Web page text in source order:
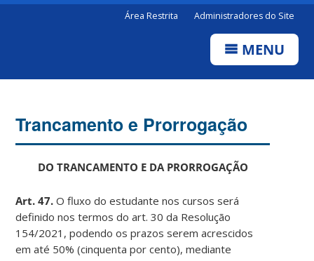
Área Restrita Administradores do Site
MENU
Trancamento e Prorrogação
DO TRANCAMENTO E DA PRORROGAÇÃO
Art. 47. O fluxo do estudante nos cursos será
definido nos termos do art. 30 da Resolução
154/2021, podendo os prazos serem acrescidos
em até 50% (cinquenta por cento), mediante